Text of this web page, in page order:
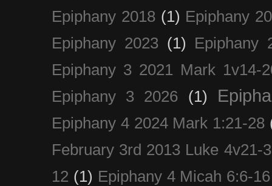
Epiphany 2018 (1) Epiphany
Epiphany 2023 (1)
Epiphany
Epiphany 3 2021 Mark 1v14-
Epiphany 3 2026
(1)
Epiphany 4 2024 Mark 1:21-28
February 3rd 2013 Luke 4v21-
12 (1) Epiphany 4 Micah 6:6-16